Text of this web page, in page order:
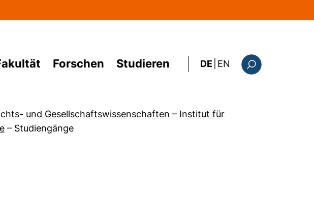
Forschen Studieren DE EN : this page in
und Gesellschaftswissenschaften – Institut für
– Studiengänge